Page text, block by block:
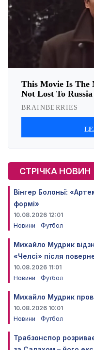
СТРІЧКА НОВИН
Вінгер Болоньї:
формі»
10.08.2026 12:01
Новини
Футбол
Михайло Мудрик
«Челсі» після
10.08.2026 11:01
Новини
Футбол
Михайло Мудрик
10.08.2026 10:01
Новини
Футбол
Трабзонспор